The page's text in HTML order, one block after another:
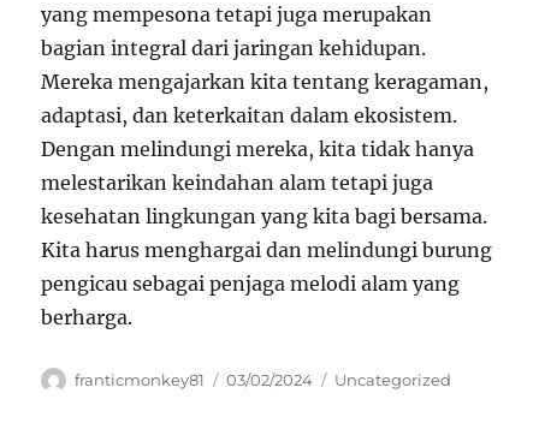
yang mempesona tetapi juga merupakan
bagian integral dari jaringan kehidupan.
Mereka mengajarkan kita tentang keragaman,
adaptasi, dan keterkaitan dalam ekosistem.
Dengan melindungi mereka, kita tidak hanya
melestarikan keindahan alam tetapi juga
kesehatan lingkungan yang kita bagi bersama.
Kita harus menghargai dan melindungi burung
pengicau sebagai penjaga melodi alam yang
berharga.
Author
franticmonkey81
Posted
03/02/2024 Categories
Uncategorized